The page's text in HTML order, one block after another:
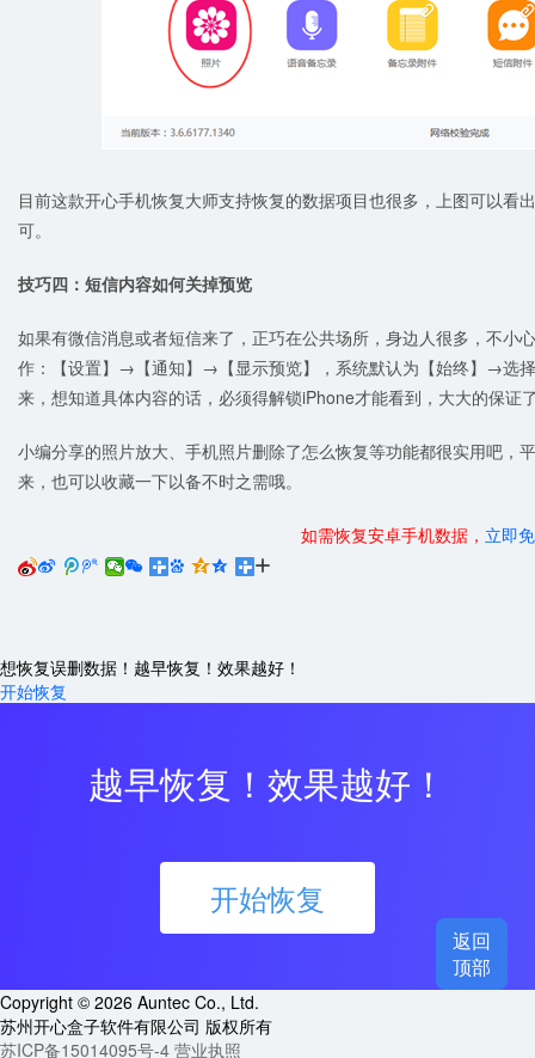
目前这款开心手机恢复大师支持恢复的数据项目也很多，上图可以看
可。
技巧四：短信内容如何关掉预览
如果有微信消息或者短信来了，正巧在公共场所，身边人很多，不小
作：【设置】→【通知】→【显示预览】，系统默认为【始终】→选
来，想知道具体内容的话，必须得解锁iPhone才能看到，大大的保证
小编分享的照片放大、手机照片删除了怎么恢复等功能都很实用吧，
来，也可以收藏一下以备不时之需哦。
如需恢复安卓手机数据， 立即
     
想恢复误删数据！越早恢复！效果越好！
开始恢复
越早恢复！效果越好！
开始恢复
Copyright © 2026 Auntec Co., Ltd.
苏州开心盒子软件有限公司 版权所有
苏ICP备15014095号-4 营业执照
返回
顶部
